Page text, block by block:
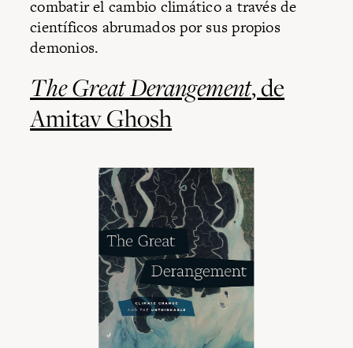
combatir el cambio climático a través de
científicos abrumados por sus propios
demonios.
The Great Derangement, de
Amitav Ghosh